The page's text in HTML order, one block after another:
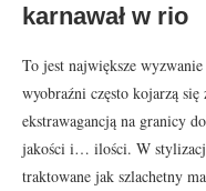
karnawał w rio
To jest największe
wyobraźni często kojarzą
ekstrawagancją na granicy
jakości i… ilości. W
traktowane jak szlachetny